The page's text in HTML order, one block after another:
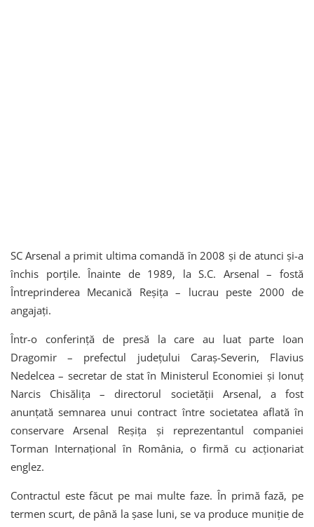
SC Arsenal a primit ultima comandă în 2008 și de atunci și-a
închis porțile. Înainte de 1989, la S.C. Arsenal – fostă
Întreprinderea Mecanică Reșița – lucrau peste 2000 de
angajați.
Într-o conferință de presă la care au luat parte Ioan
Dragomir – prefectul județului Caraș-Severin, Flavius
Nedelcea – secretar de stat în Ministerul Economiei și Ionuț
Narcis Chisăliţa – directorul societății Arsenal, a fost
anunțată semnarea unui contract între societatea aflată în
conservare Arsenal Reșița și reprezentantul companiei
Torman Internațional în România, o firmă cu acționariat
englez.
Contractul este făcut pe mai multe faze. În primă fază, pe
termen scurt, de până la șase luni, se va produce muniție de